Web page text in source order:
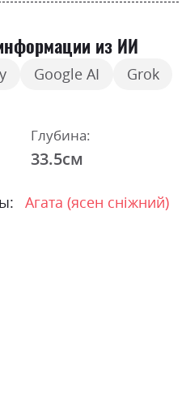
из ИИ
Google AI Grok
Глубина:
33.5см
Агата (ясен сніжний)